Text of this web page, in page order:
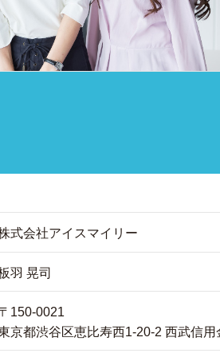
式会社アイスマイリー
羽 晃司
150-0021
京都渋谷区恵比寿西1-20-2 西武信